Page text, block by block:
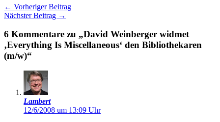
← Vorheriger Beitrag
Nächster Beitrag →
6 Kommentare zu „David Weinberger widmet
‚Everything Is Miscellaneous‘ den Bibliothekaren
(m/w)“
Lambert
12/6/2008 um 13:09 Uhr